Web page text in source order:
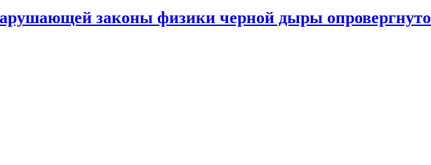
законы физики черной дыры опровергнуто